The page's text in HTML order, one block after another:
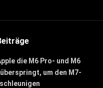
die M6 Pro- und M6
um den M7-